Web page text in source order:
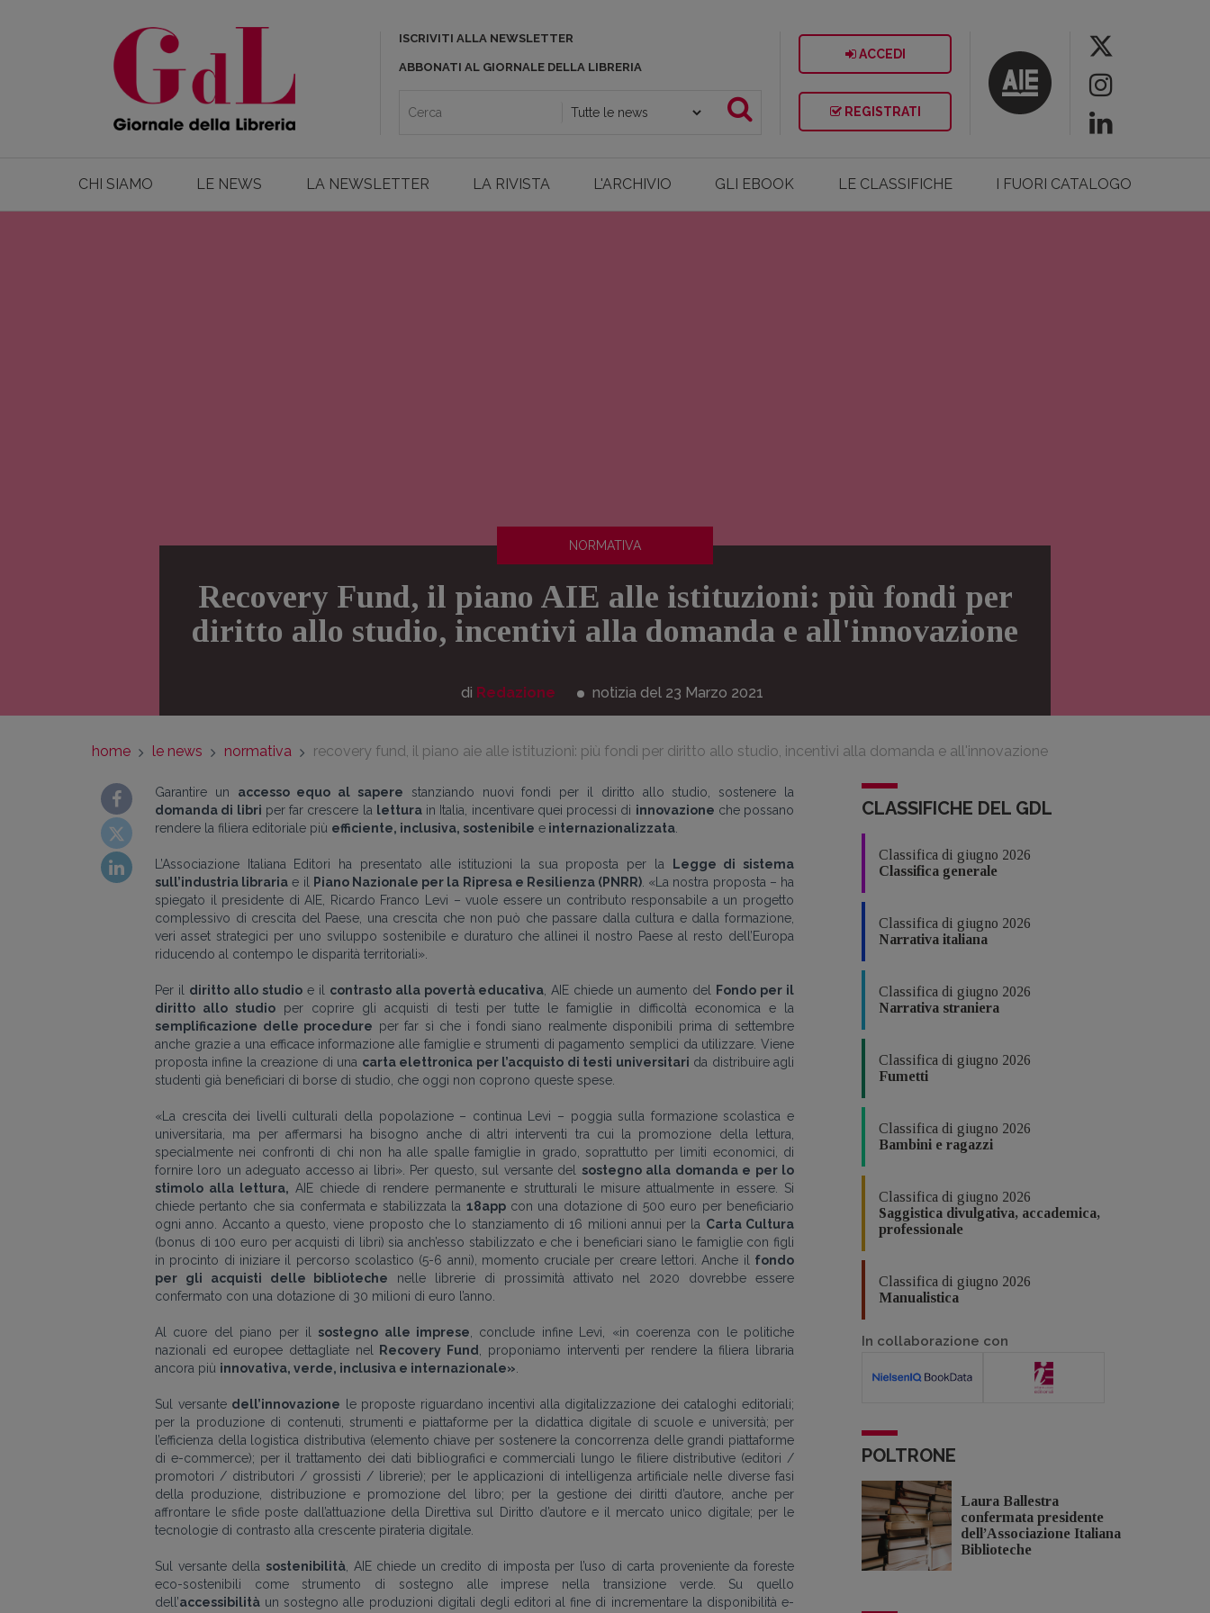
ISCRIVITI ALLA NEWSLETTER
ABBONATI AL GIORNALE DELLA LIBRERIA
ACCEDI
REGISTRATI
CHI SIAMO LE NEWS LA NEWSLETTER LA RIVISTA L'ARCHIVIO GLI EBOOK LE CLASSIFICHE I FUORI CATALOGO
NORMATIVA
Recovery Fund, il piano AIE alle istituzioni: più fondi per
diritto allo studio, incentivi alla domanda e all'innovazione
di Redazione notizia del 23 Marzo 2021
home le news normativa recovery fund, il piano aie alle istituzioni: più fondi per diritto allo studio, incentivi alla domanda e all'innovazione
Garantire un accesso equo al sapere stanziando nuovi fondi per il diritto allo studio, sostenere la
domanda di libri per far crescere la letturain Italia, incentivare quei processi di innovazione che possano
rendere la filiera editoriale più efficiente, inclusiva, sostenibile e internazionalizzata
L’Associazione Italiana Editori ha presentato alle istituzioni la sua proposta per la
Legge di sistema
sull’industria libraria e il Piano Nazionale per la Ripresa e Resilienza (PNRR) . «La nostra proposta – ha
spiegato il presidente di AIE, Ricardo Franco Levi – vuole essere un contributo responsabile a un progetto
complessivo di crescita del Paese, una crescita che non può che passare dalla cultura e dalla formazione,
veri asset strategici per uno sviluppo sostenibile e duraturo che allinei il nostro Paese al resto dell’Europa
riducendo al contempo le disparità territoriali».
Per il diritto allo studioe il contrasto alla povertà educativa , AIE chiede un aumento del
Fondo per il
diritto allo studioper coprire gli acquisti di testi per tutte le famiglie in difficoltà economica e la
semplificazione delle procedure per far sì che i fondi siano realmente disponibili prima di settembre
anche grazie a una efficace informazione alle famiglie e strumenti di pagamento semplici da utilizzare. Viene
proposta infine la creazione di una carta elettronica per l’acquisto di testi universitari da distribuire agli
studenti già beneficiari di borse di studio, che oggi non coprono queste spese.
«La crescita dei livelli culturali della popolazione – continua Levi – poggia sulla formazione scolastica e
universitaria, ma per affermarsi ha bisogno anche di altri interventi tra cui la promozione della lettura,
specialmente nei confronti di chi non ha alle spalle famiglie in grado, soprattutto per limiti economici, di
fornire loro un adeguato accesso ai libri». Per questo, sul versante del sostegno alla domanda e per lo
stimolo alla lettura, AIE chiede di rendere permanente e strutturali le misure attualmente in essere. Si
chiede pertanto che sia confermata e stabilizzata la 18appcon una dotazione di 500 euro per beneficiario
ogni anno. Accanto a questo, viene proposto che lo stanziamento di 16 milioni annui per la Carta Cultura
(bonus di 100 euro per acquisti di libri) sia anch’esso stabilizzato e che i beneficiari siano le famiglie con figli
in procinto di iniziare il percorso scolastico (5-6 anni), momento cruciale per creare lettori. Anche il fondo
per gli acquisti delle biblioteche nelle librerie di prossimità attivato nel 2020 dovrebbe essere
confermato con una dotazione di 30 milioni di euro l’anno.
Al cuore del piano per il sostegno alle imprese , conclude infine Levi, «in coerenza con le politiche
nazionali ed europee dettagliate nel
Recovery Fund
, proponiamo interventi per rendere la filiera libraria
ancora più innovativa, verde, inclusiva e internazionale»
Sul versante dell’innovazione le proposte riguardano incentivi alla digitalizzazione dei cataloghi editoriali;
per la produzione di contenuti, strumenti e piattaforme per la didattica digitale di scuole e università; per
l’efficienza della logistica distributiva (elemento chiave per sostenere la concorrenza delle grandi piattaforme
di e-commerce); per il trattamento dei dati bibliografici e commerciali lungo le filiere distributive (editori /
promotori / distributori / grossisti / librerie); per le applicazioni di intelligenza artificiale nelle diverse fasi
della produzione, distribuzione e promozione del libro; per la gestione dei diritti d’autore, anche per
affrontare le sfide poste dall’attuazione della Direttiva sul Diritto d’autore e il mercato unico digitale; per le
tecnologie di contrasto alla crescente pirateria digitale.
Sul versante della sostenibilità, AIE chiede un credito di imposta per l’uso di carta proveniente da foreste
eco-sostenibili come strumento di sostegno alle imprese nella transizione verde. Su quello
dell’accessibilità un sostegno alle produzioni digitali degli editori al fine di incrementare la disponibilità e-
CLASSIFICHE DEL GDL
Classifica di giugno 2026
Classifica generale
Classifica di giugno 2026
Narrativa italiana
Classifica di giugno 2026
Narrativa straniera
Classifica di giugno 2026
Fumetti
Classifica di giugno 2026
Bambini e ragazzi
Classifica di giugno 2026
Saggistica divulgativa, accademica,
professionale
Classifica di giugno 2026
Manualistica
In collaborazione con
POLTRONE
Laura Ballestra
confermata presidente
dell’Associazione Italiana
Biblioteche